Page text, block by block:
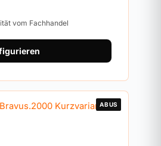
vom Fachhandel
ABUS